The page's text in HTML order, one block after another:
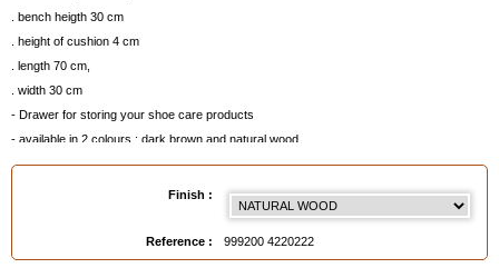
. bench heigth 30 cm
. height of cushion 4 cm
. length 70 cm,
. width 30 cm
- Drawer for storing your shoe care products
- available in 2 colours : dark brown and natural wood
-Allow 1 month for delivery(contact us)
Finish :
Reference : 999200 4220222